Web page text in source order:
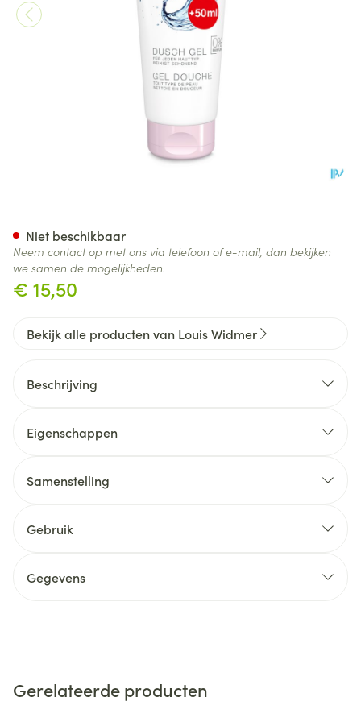
€ 15,50
Niet beschikbaar
Neem contact op met ons via telefoon of e-mail, dan bekijken
we samen de mogelijkheden.
Bekijk alle producten van Louis Widmer
Beschrijving
Eigenschappen
Samenstelling
Gebruik
Gegevens
Gerelateerde producten